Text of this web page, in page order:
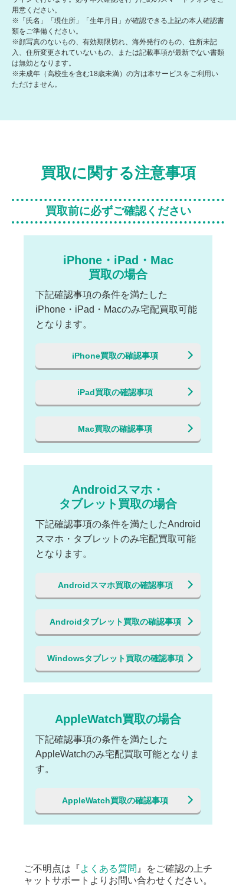
用意ください。
※「氏名」「現住所」「生年月日」が確認できる上記の本人確認書
類をご準備ください。
※顔写真のないもの、有効期限切れ、海外発行のもの、住所未記
入、住所変更されていないもの、または記載事項が最新でない書類
は無効となります。
※未成年（高校生を含む18歳未満）の方は本サービスをご利用い
ただけません。
買取に関する注意事項
買取前に必ずご確認ください
iPhone・iPad・Mac
買取の場合
下記確認事項の条件を満たした
iPhone・iPad・Macのみ宅配買取可能
となります。
iPhone買取の確認事項
iPad買取の確認事項
Mac買取の確認事項
Androidスマホ・
タブレット買取の場合
下記確認事項の条件を満たしたAndroid
スマホ・タブレットのみ宅配買取可能
となります。
Androidスマホ買取の確認事項
Androidタブレット買取の確認事項
Windowsタブレット買取の確認事項
AppleWatch買取の場合
下記確認事項の条件を満たした
AppleWatchのみ宅配買取可能となりま
す。
AppleWatch買取の確認事項
ご不明点は『よくある質問 』をご確認の上チ
ャットサポートよりお問い合わせください。